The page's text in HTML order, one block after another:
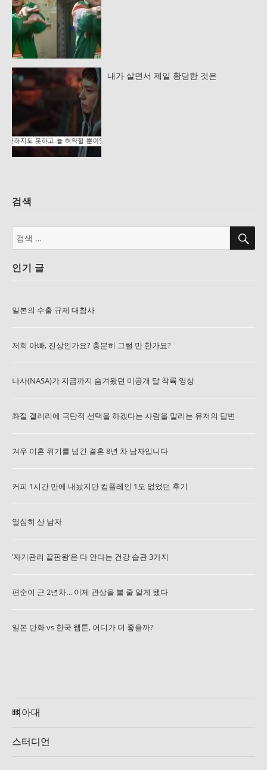
내가 살면서 제일 황당한 것은
검색
검
색:
검
인기 글
일본의 수출 규제 대참사
저희 아빠, 진상인가요? 충분히 그럴 만 한가요?
나사(NASA)가 지금까지 숨겨왔던 미공개 달 착륙 영상
좌절 갤러리에 극단적 선택을 하겠다는 사람을 말리는 유저의 답변
겨우 이혼 위기를 넘긴 결혼 8년 차 남자입니다
커피 1시간 만에 내놨지만 컴플레인 1도 없었던 후기
열심히 산 남자
’자기관리 끝판왕’은 다 안다는 건강 습관 3가지
편순이 근 2년차… 이제 관상을 볼 줄 알게 됐다
일본 만화 vs 한국 웹툰, 어디가 더 좋을까?
뼈아대
스터디언